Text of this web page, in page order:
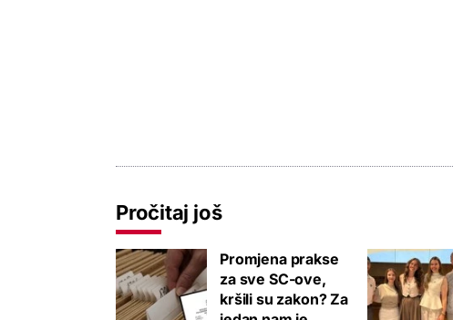
Pročitaj još
Promjena prakse
za sve SC-ove,
kršili su zakon? Za